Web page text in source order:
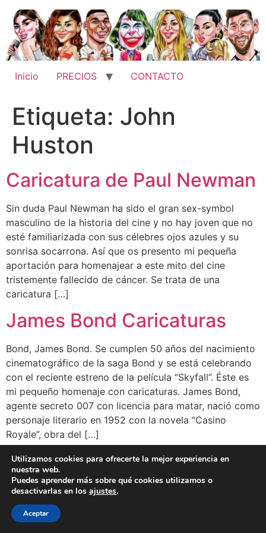
contenido
Inicio PRECIOS CONTACTO
Etiqueta: John
Huston
Caricatura de Paul Newman
Sin duda Paul Newman ha sido el gran sex-symbol
masculino de la historia del cine y no hay joven que no
esté familiarizada con sus célebres ojos azules y su
sonrisa socarrona. Así que os presento mi pequeña
aportación para homenajear a este mito del cine
tristemente fallecido de cáncer. Se trata de una
caricatura […]
James Bond Caricaturas
Bond, James Bond. Se cumplen 50 años del nacimiento
cinematográfico de la saga Bond y se está celebrando
con el reciente estreno de la película “Skyfall”. Éste es
mi pequeño homenaje con caricaturas. James Bond,
agente secreto 007 con licencia para matar, nació como
personaje literario en 1952 con la novela “Casino
Royale”, obra del […]
BLOG CLIENTES
Utilizamos cookies para ofrecerte la mejor experiencia en
nuestra web.
Puedes aprender más sobre qué cookies utilizamos o
desactivarlas en los ajustes.
Aceptar